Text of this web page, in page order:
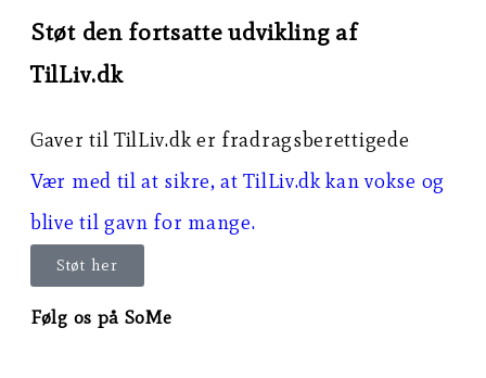
Støt den fortsatte udvikling af
TilLiv.dk
Gaver til TilLiv.dk er fradragsberettigede
Vær med til at sikre, at TilLiv.dk kan vokse og
blive til gavn for mange.
Støt her
Følg os på SoMe